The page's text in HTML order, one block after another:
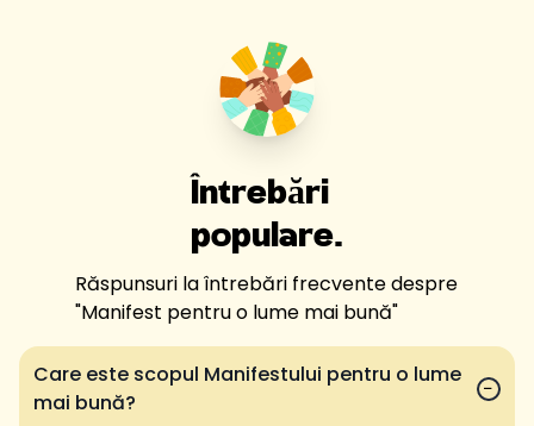
Întrebări
populare.
Răspunsuri la întrebări frecvente despre
"Manifest pentru o lume mai bună"
Care este scopul Manifestului pentru o lume
mai bună?
−